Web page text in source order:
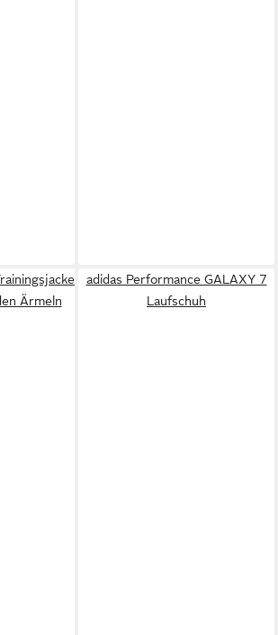
Ärmeln
adidas Performance GALAXY 7
Laufschuh